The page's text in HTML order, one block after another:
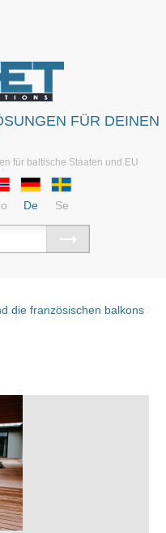
FÜR DEINEN
für baltische Staaten und EU
De Se
die französischen balkons >